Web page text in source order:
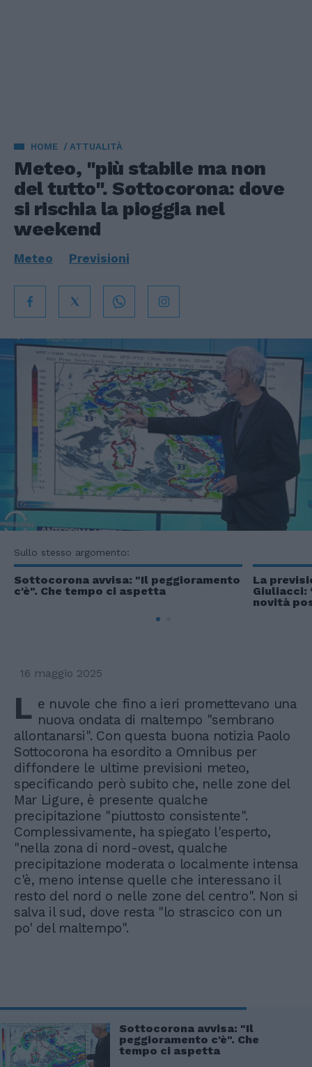
HOME ATTUALITÀ
Meteo, "più stabile ma non
del tutto". Sottocorona: dove
si rischia la pioggia nel
weekend
Meteo Previsioni
Sullo stesso argomento:
Sottocorona avvisa: "Il peggioramento
c'è". Che tempo ci aspetta
La
Giuliacci:
novità
16 maggio 2025
L e nuvole che fino a ieri promettevano una
nuova ondata di maltempo "sembrano
allontanarsi". Con questa buona notizia Paolo
Sottocorona ha esordito a Omnibus per
diffondere le ultime previsioni meteo,
specificando però subito che, nelle zone del
Mar Ligure, è presente qualche
precipitazione "piuttosto consistente".
Complessivamente, ha spiegato l'esperto,
"nella zona di nord-ovest, qualche
precipitazione moderata o localmente intensa
c'è, meno intense quelle che interessano il
resto del nord o nelle zone del centro". Non si
salva il sud, dove resta "lo strascico con un
po' del maltempo".
Sottocorona avvisa: "Il
peggioramento c'è". Che
tempo ci aspetta